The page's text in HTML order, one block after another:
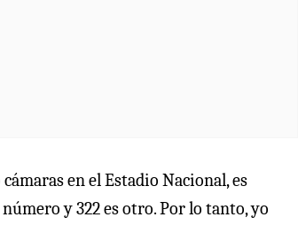
en el Estadio Nacional, es
y 322 es otro. Por lo tanto, yo